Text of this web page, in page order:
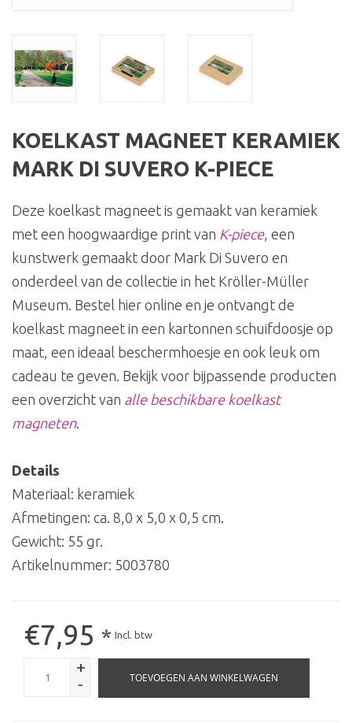
KOELKAST MAGNEET KERAMIEK
MARK DI SUVERO K-PIECE
Deze koelkast magneet is gemaakt van keramiek
met een hoogwaardige print van K-piece, een
kunstwerk gemaakt door Mark Di Suvero en
onderdeel van de collectie in het Kröller-Müller
Museum. Bestel hier online en je ontvangt de
koelkast magneet in een kartonnen schuifdoosje op
maat, een ideaal beschermhoesje en ook leuk om
cadeau te geven. Bekijk voor bijpassende producten
een overzicht van alle beschikbare koelkast
magneten.
Details
Materiaal: keramiek
Afmetingen: ca. 8,0 x 5,0 x 0,5 cm.
Gewicht: 55 gr.
Artikelnummer: 5003780
€7,95 * Incl. btw
+
-
TOEVOEGEN AAN WINKELWAGEN